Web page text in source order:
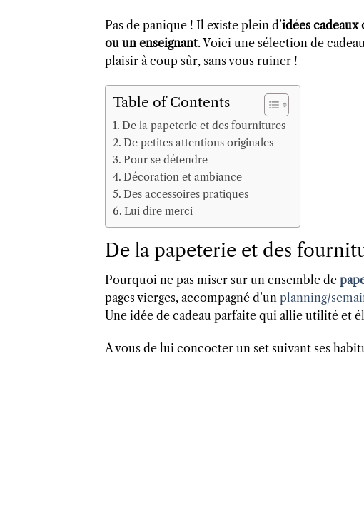
Pas de panique ! Il existe plein d’idées cadeaux
ou un enseignant. Voici une sélection de
plaisir à coup sûr, sans vous ruiner !
Table of Contents
De la papeterie et des fournitures
De petites attentions originales
Pour se détendre
Décoration et ambiance
Des accessoires pratiques
Lui dire merci
De la papeterie et des
Pourquoi ne pas miser sur un ensemble de
pages vierges, accompagné d’un planning/
Une idée de cadeau parfaite qui allie utilité et
A vous de lui concocter un set suivant ses